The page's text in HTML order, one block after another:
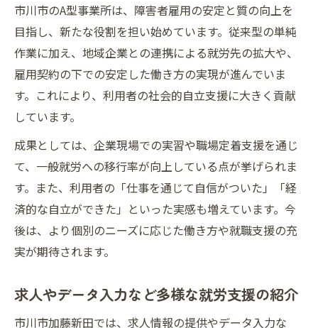
市川市のA型事業所は、障害者雇用の安定と質の向上を
目指し、新たな役割を担い始めています。従来型の単純
作業に加え、地域企業との連携による就労先の拡大や、
雇用契約の下での安定した働き方の実現が進んでいま
す。これにより、利用者の社会的自立支援に大きく貢献
しています。
成果としては、企業現場での実習や職場定着支援を通じ
て、一般就労への移行率が向上している点が挙げられま
す。また、利用者の「仕事を通じて自信がついた」「経
済的な自立ができた」といった実感も増えています。今
後は、より個別のニーズに応じた働き方や就職支援の充
実が期待されます。
求人やデータ入力など多様な就労支援の紹介
市川市加藤新田では、求人情報の提供やデータ入力な